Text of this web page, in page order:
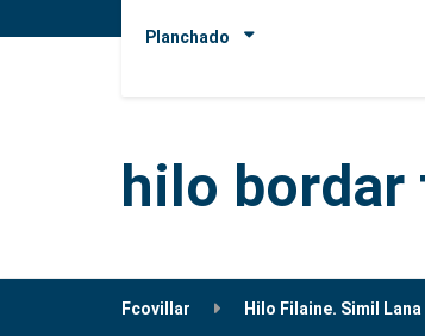
Planchado
hilo bordar
Fcovillar Hilo Filaine. Simil Lana